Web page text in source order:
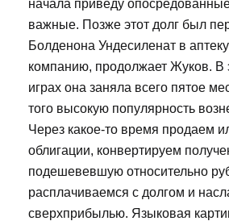
начала приведу
важные. Позже этот долг был
Болденона Ундесиленат в
компанию, продолжает Жуков. В
играх она заняла всего пятое
того высокую популярность
Через какое-то время продаем
облигации, конвертируем
подешевевшую относительно
расплачиваемся с долгом и
сверхприбылью. Языковая